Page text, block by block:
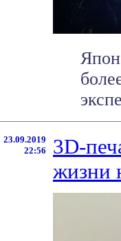
23.09.2019
22:56
3D-
жизни